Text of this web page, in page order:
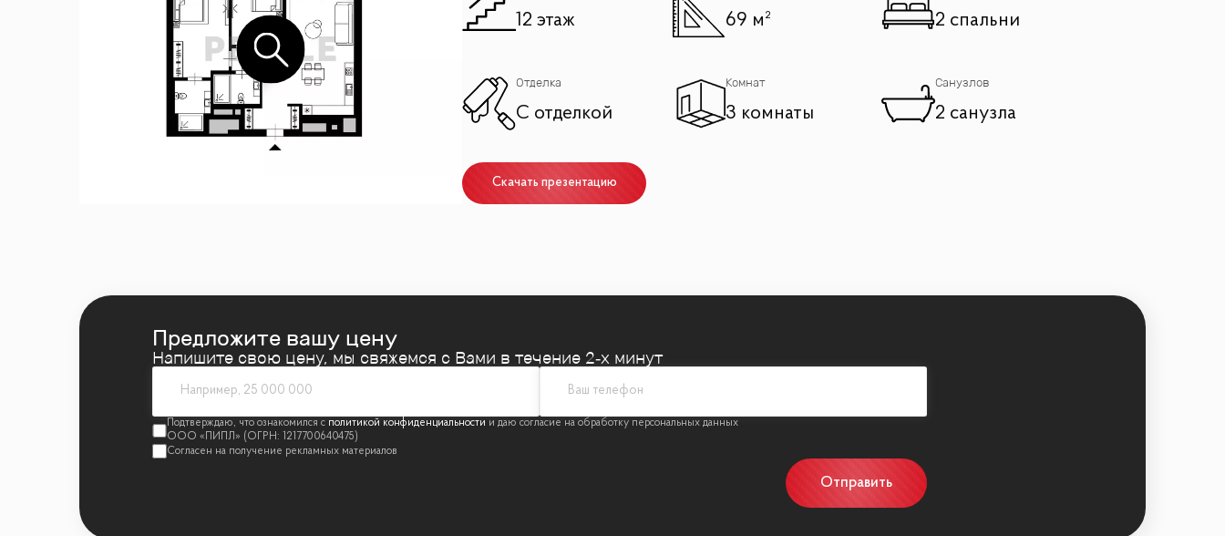
— Вторая спальня (можно использовать как детскую или кабинет)
— 2 санузла
— 3 панорамных окна с видами на МГУ и Лужники
🛋 Оснащение и комфорт
— Премиальная отделка под ключ в стиле «Вне времени»
— Панорамные окна, инженерные системы класса deluxe
— Архитектура в стиле нью-йоркских небоскрёбов
— Обслуживание от 5★ отеля Enzo: консьерж, уборка, доставка, личный помощник
⚙️ Инфраструктура комплекса
— СПА-центр, бассейн 25 м, фитнес-центр Crocus Fitness 1000 м²
— Коворкинг, конференц-зал, сигарные комнаты
🚇 Транспортная доступность и район
12 этаж 69 м² 2 спальни
Отделка
С отделкой
Комнат
3 комнаты
Санузлов
2 санузла
Скачать презентацию
Предложите вашу цену
Напишите свою цену, мы свяжемся с Вами в течение 2‑х минут
политикой конфиденциальности
Отправить